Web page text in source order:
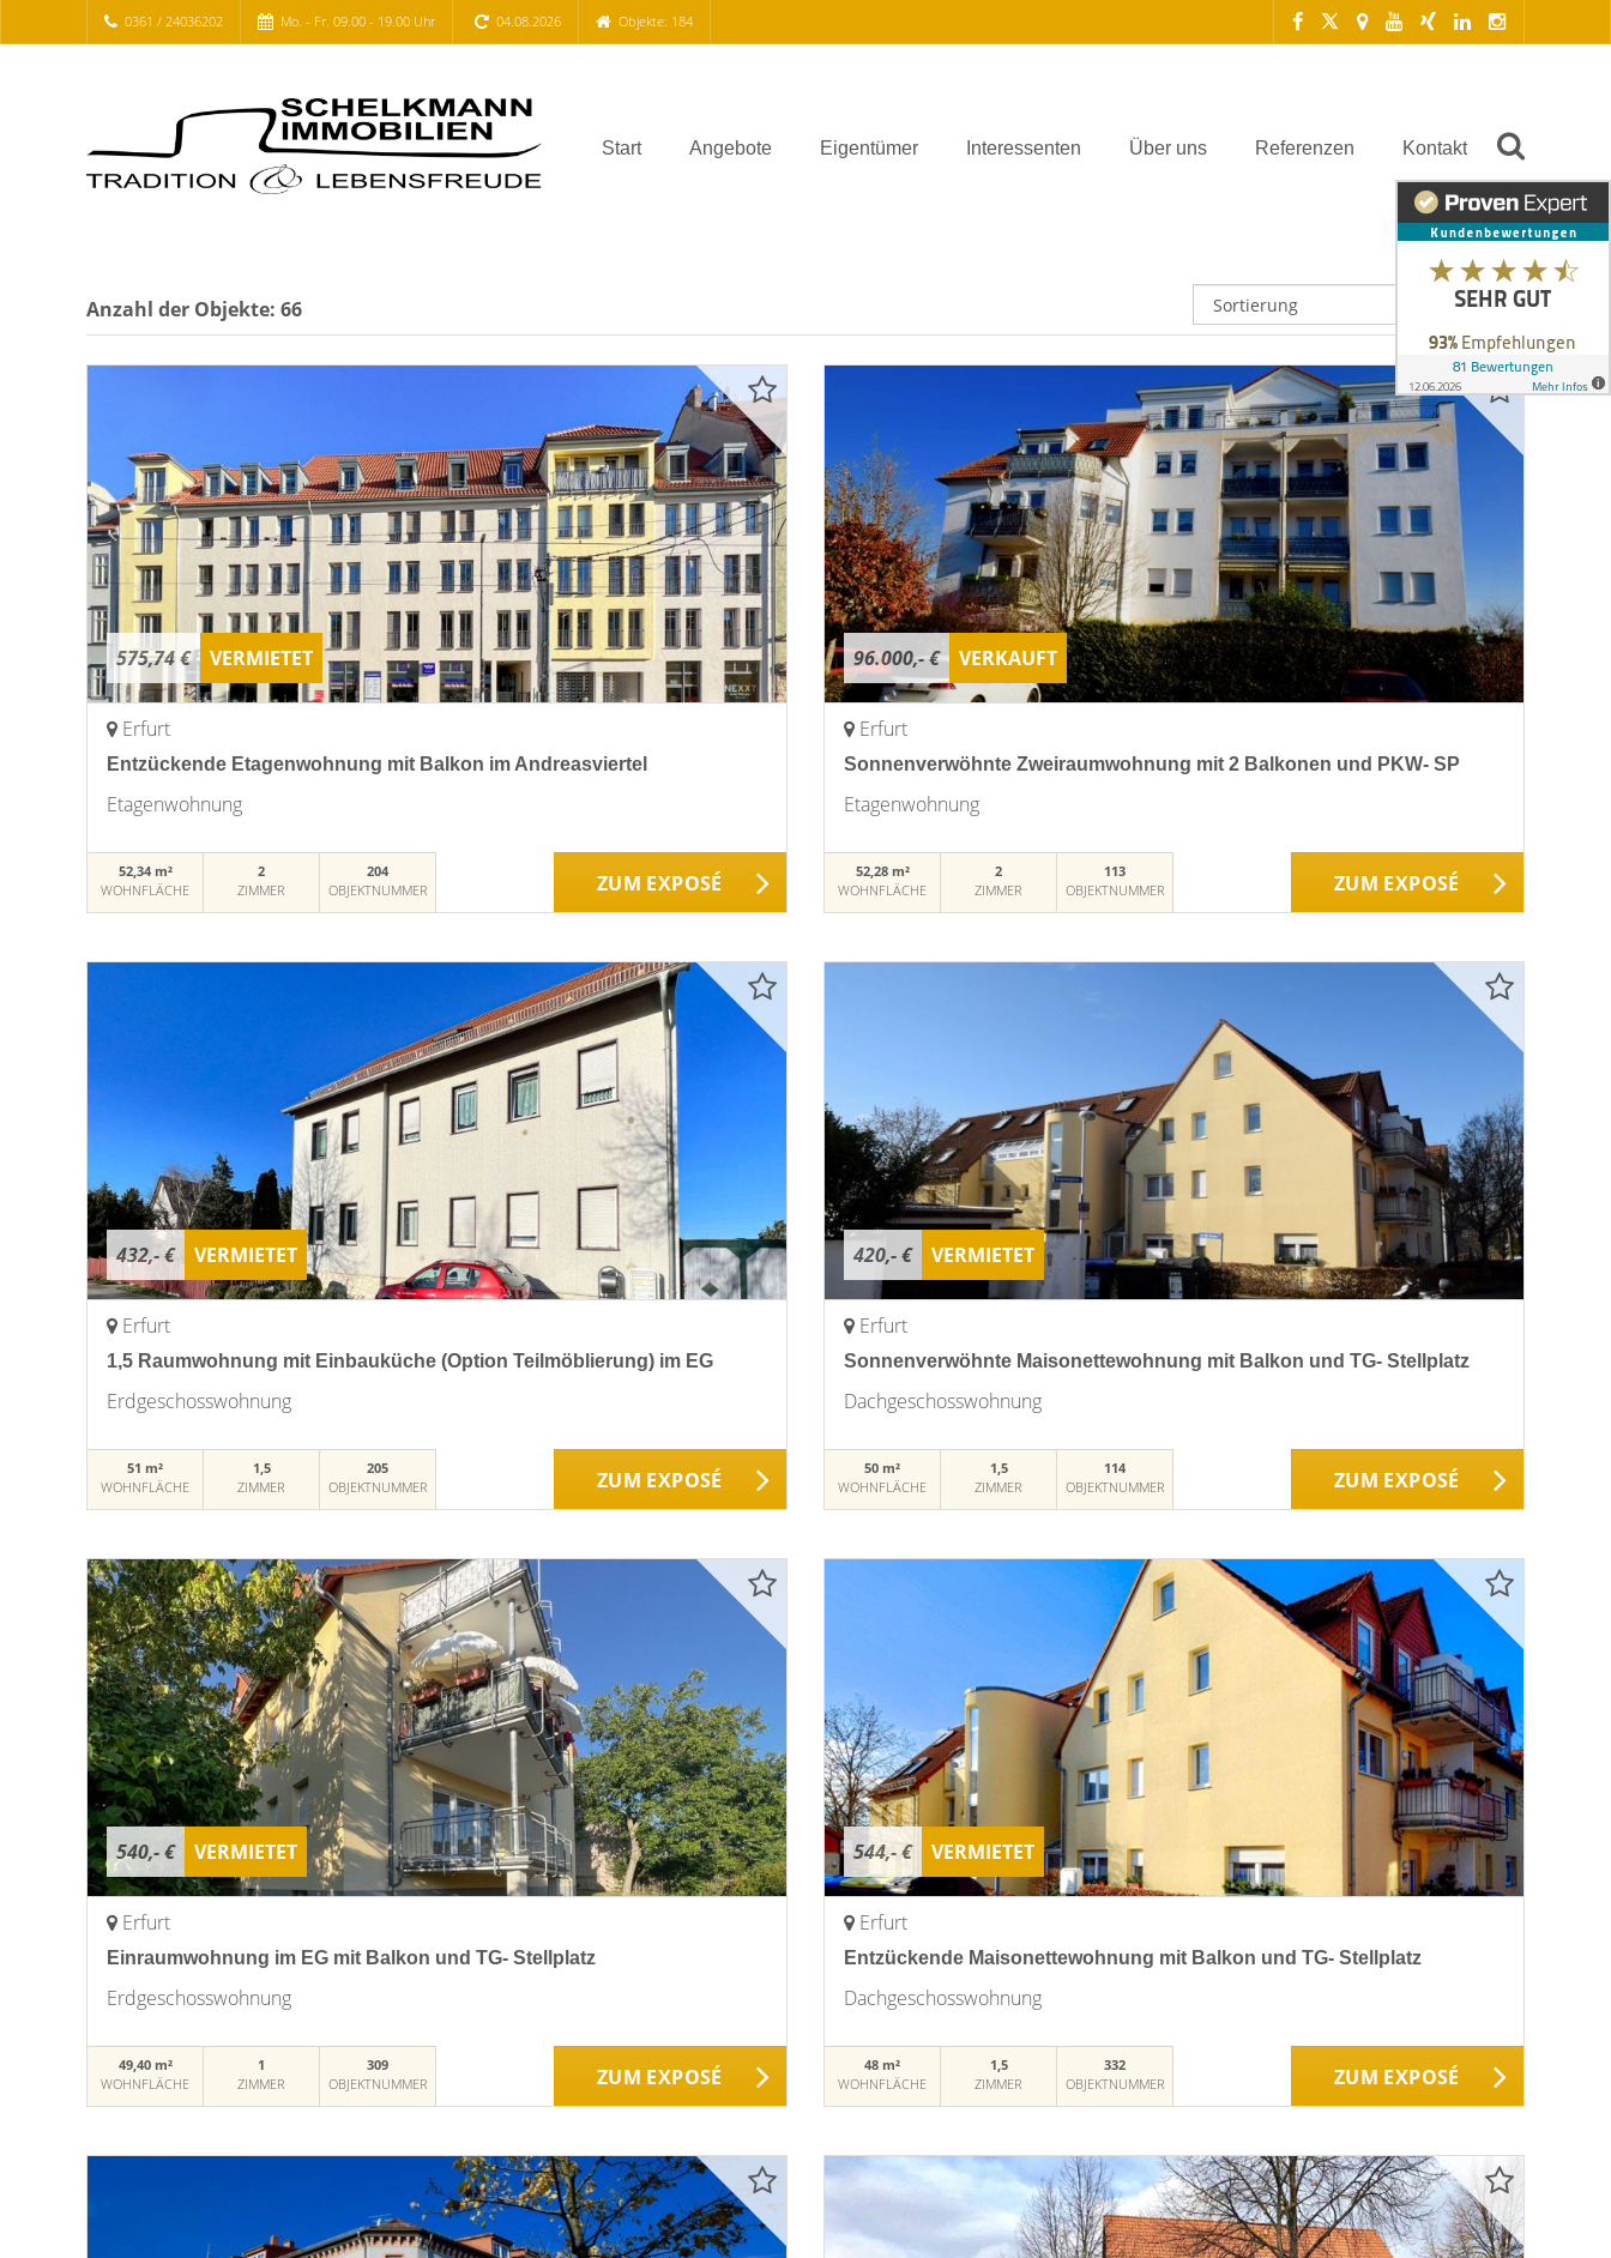
0361 / 24036202 Mo. - Fr. 09.00 - 19.00 Uhr 04.08.2026 Objekte: 184
Start Angebote Eigentümer Interessenten Über uns Referenzen Kontakt
Anzahl der Objekte: 66
575,74 € VERMIETET
Erfurt
Entzückende Etagenwohnung mit Balkon im Andreasviertel
Etagenwohnung
52,34 m²
WOHNFLÄCHE
2
ZIMMER
204
OBJEKTNUMMER
ZUM EXPOSÉ
96.000,- € VERKAUFT
Erfurt
Sonnenverwöhnte Zweiraumwohnung mit 2 Balkonen und PKW- SP
Etagenwohnung
52,28 m²
WOHNFLÄCHE
2
ZIMMER
113
OBJEKTNUMMER
ZUM EXPOSÉ
432,- € VERMIETET
Erfurt
1,5 Raumwohnung mit Einbauküche (Option Teilmöblierung) im EG
Erdgeschosswohnung
51 m²
WOHNFLÄCHE
1,5
ZIMMER
205
OBJEKTNUMMER
ZUM EXPOSÉ
420,- € VERMIETET
Erfurt
Sonnenverwöhnte Maisonettewohnung mit Balkon und TG- Stellplatz
Dachgeschosswohnung
50 m²
WOHNFLÄCHE
1,5
ZIMMER
114
OBJEKTNUMMER
ZUM EXPOSÉ
540,- € VERMIETET
Erfurt
Einraumwohnung im EG mit Balkon und TG- Stellplatz
Erdgeschosswohnung
49,40 m²
WOHNFLÄCHE
1
ZIMMER
309
OBJEKTNUMMER
ZUM EXPOSÉ
544,- € VERMIETET
Erfurt
Entzückende Maisonettewohnung mit Balkon und TG- Stellplatz
Dachgeschosswohnung
48 m²
WOHNFLÄCHE
1,5
ZIMMER
332
OBJEKTNUMMER
ZUM EXPOSÉ